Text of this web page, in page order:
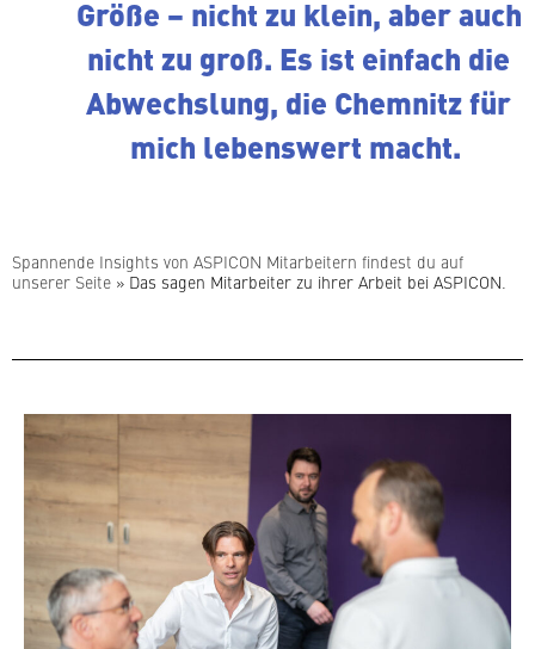
Größe – nicht zu klein, aber auch
nicht zu groß. Es ist einfach die
Ab­wechs­lung, die Chemnitz für
mich le­bens­wert macht.
Spannende Insights von ASPICON Mit­ar­bei­tern findest du auf
unserer Seite » Das sagen Mit­ar­bei­ter zu ihrer Arbeit bei ASPICON.